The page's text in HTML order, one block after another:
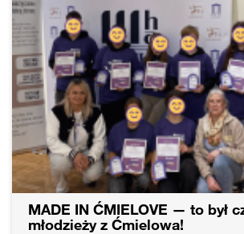
MADE IN ĆMIELOVE — to był
młodzieży z Ćmielowa!